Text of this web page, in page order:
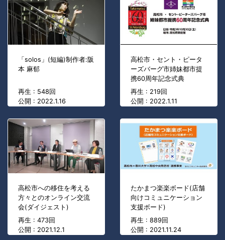
「solos」(短編)制作者:阪
本 麻郁
再生 : 548回
公開 : 2022.1.16
高松市・セント・ピータ
ーズバーグ市姉妹都市提
携60周年記念式典
再生 : 219回
公開 : 2022.1.11
高松市への移住を考える
方々とのオンライン交流
会(ダイジェスト)
再生 : 473回
公開 : 2021.12.1
たかまつ楽楽ボード(店舗
向けコミュニケーション
支援ボード)
再生 : 889回
公開 : 2021.11.24